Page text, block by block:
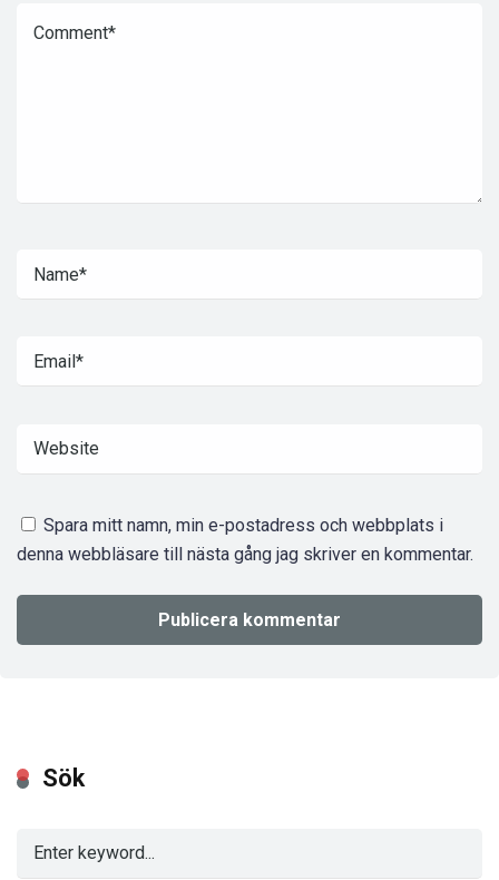
Spara mitt namn, min e-postadress och webbplats i
denna webbläsare till nästa gång jag skriver en kommentar.
Sök